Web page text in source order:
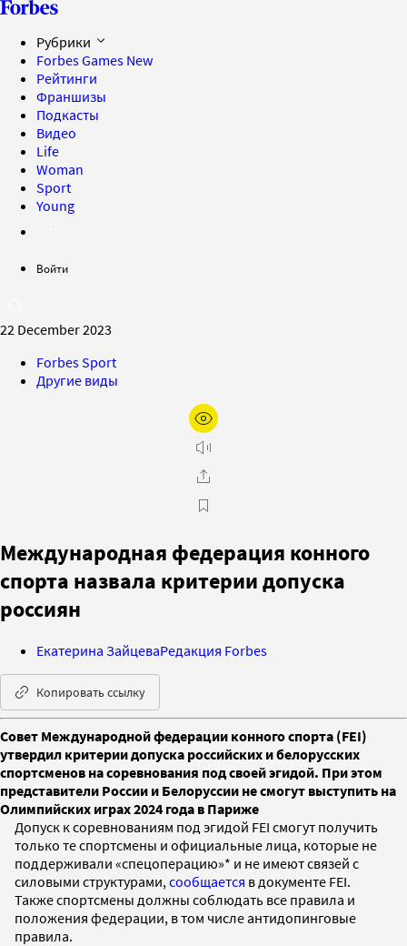
Рубрики
Forbes Games New
Рейтинги
Франшизы
Подкасты
Видео
Life
Woman
Sport
Young
Войти
22 December 2023
Forbes Sport
Другие виды
Международная федерация конного
спорта назвала критерии допуска
россиян
Екатерина ЗайцеваРедакция Forbes
Копировать ссылку
Совет Международной федерации конного спорта (FEI)
утвердил критерии допуска российских и белорусских
спортсменов на соревнования под своей эгидой. При этом
представители России и Белоруссии не смогут выступить на
Олимпийских играх 2024 года в Париже
Допуск к соревнованиям под эгидой FEI смогут получить
только те спортсмены и официальные лица, которые не
поддерживали «спецоперацию»* и не имеют связей с
силовыми структурами, сообщается в документе FEI.
Также спортсмены должны соблюдать все правила и
положения федерации, в том числе антидопинговые
правила.